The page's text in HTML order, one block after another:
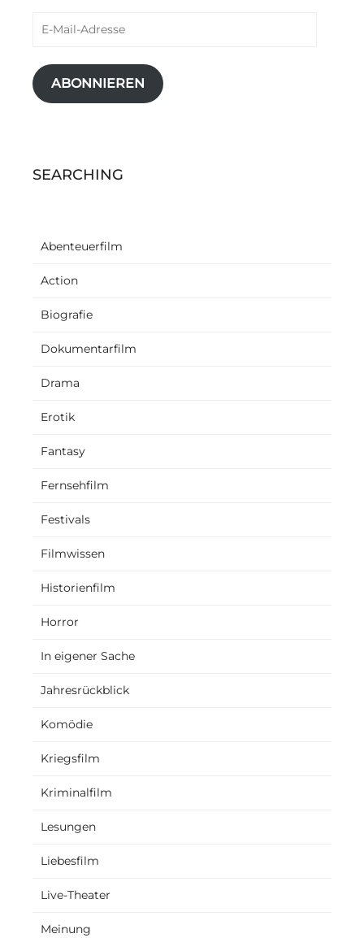
Mail-
ABONNIEREN
SEARCHING
Abenteuerfilm
Action
Biografie
Dokumentarfilm
Drama
Erotik
Fantasy
Fernsehfilm
Festivals
Filmwissen
Historienfilm
Horror
In eigener Sache
Jahresrückblick
Komödie
Kriegsfilm
Kriminalfilm
Lesungen
Liebesfilm
Live-Theater
Meinung